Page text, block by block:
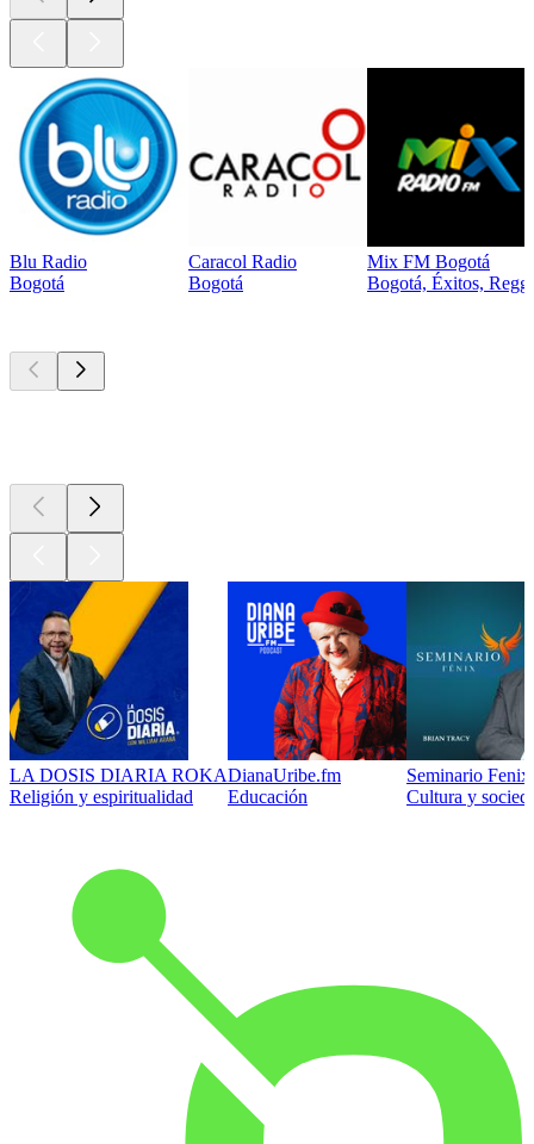
Blu Radio
Bogotá
Caracol Radio
Bogotá
Mix FM Bogotá
Bogotá, Éxitos,
LA DOSIS DIARIA ROKA
Religión y espiritualidad
DianaUribe.fm
Educación
Seminario
Cultura y